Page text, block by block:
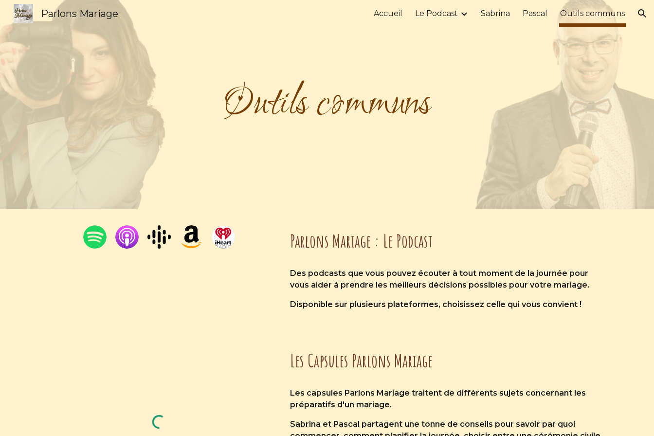
Skip to navigation
Parlons Mariage Accueil Le Podcast Sabrina Pascal Outils communs
Outils communs
Parlons Mariage : Le Podcast
Des podcasts que vous pouvez écouter à tout moment de la journée pour
vous aider à prendre les meilleurs décisions possibles pour votre mariage.
Disponible sur plusieurs plateformes, choisissez celle qui vous convient !
Les Capsules Parlons Mariage
Les capsules Parlons Mariage traitent de différents sujets concernant les
préparatifs d'un mariage.
Sabrina et Pascal partagent une tonne de conseils pour savoir par quoi